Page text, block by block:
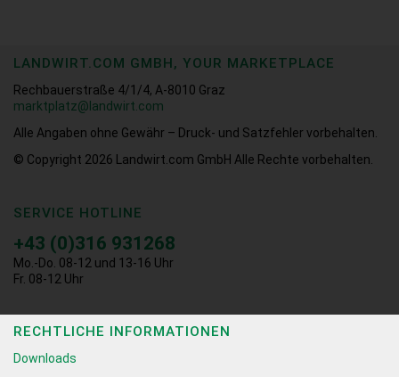
LANDWIRT.COM GMBH, YOUR MARKETPLACE
Rechbauerstraße 4/1/4, A-8010 Graz
marktplatz@landwirt.com
Alle Angaben ohne Gewähr – Druck- und Satzfehler vorbehalten.
© Copyright 2026
Landwirt.com GmbH Alle Rechte vorbehalten.
SERVICE HOTLINE
+43 (0)316 931268
Mo.-Do. 08-12 und 13-16 Uhr
Fr. 08-12 Uhr
RECHTLICHE INFORMATIONEN
Downloads